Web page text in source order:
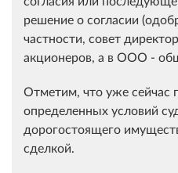
решение о согласии
частности, совет
акционеров, а в ООО -
Отметим, что уже сейчас
определенных условий
дорогостоящего
сделкой.